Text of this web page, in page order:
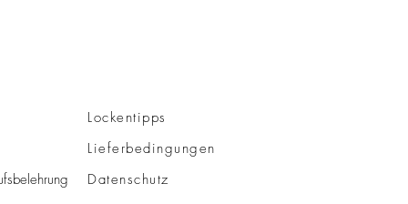
Lockentipps
Lieferbedingungen
Datenschutz